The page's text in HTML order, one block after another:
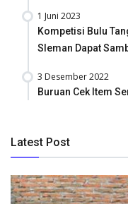
1 Juni 2023
Kompetisi Bulu
Sleman Dapat
3 Desember 2022
Buruan Cek Item
Latest Post